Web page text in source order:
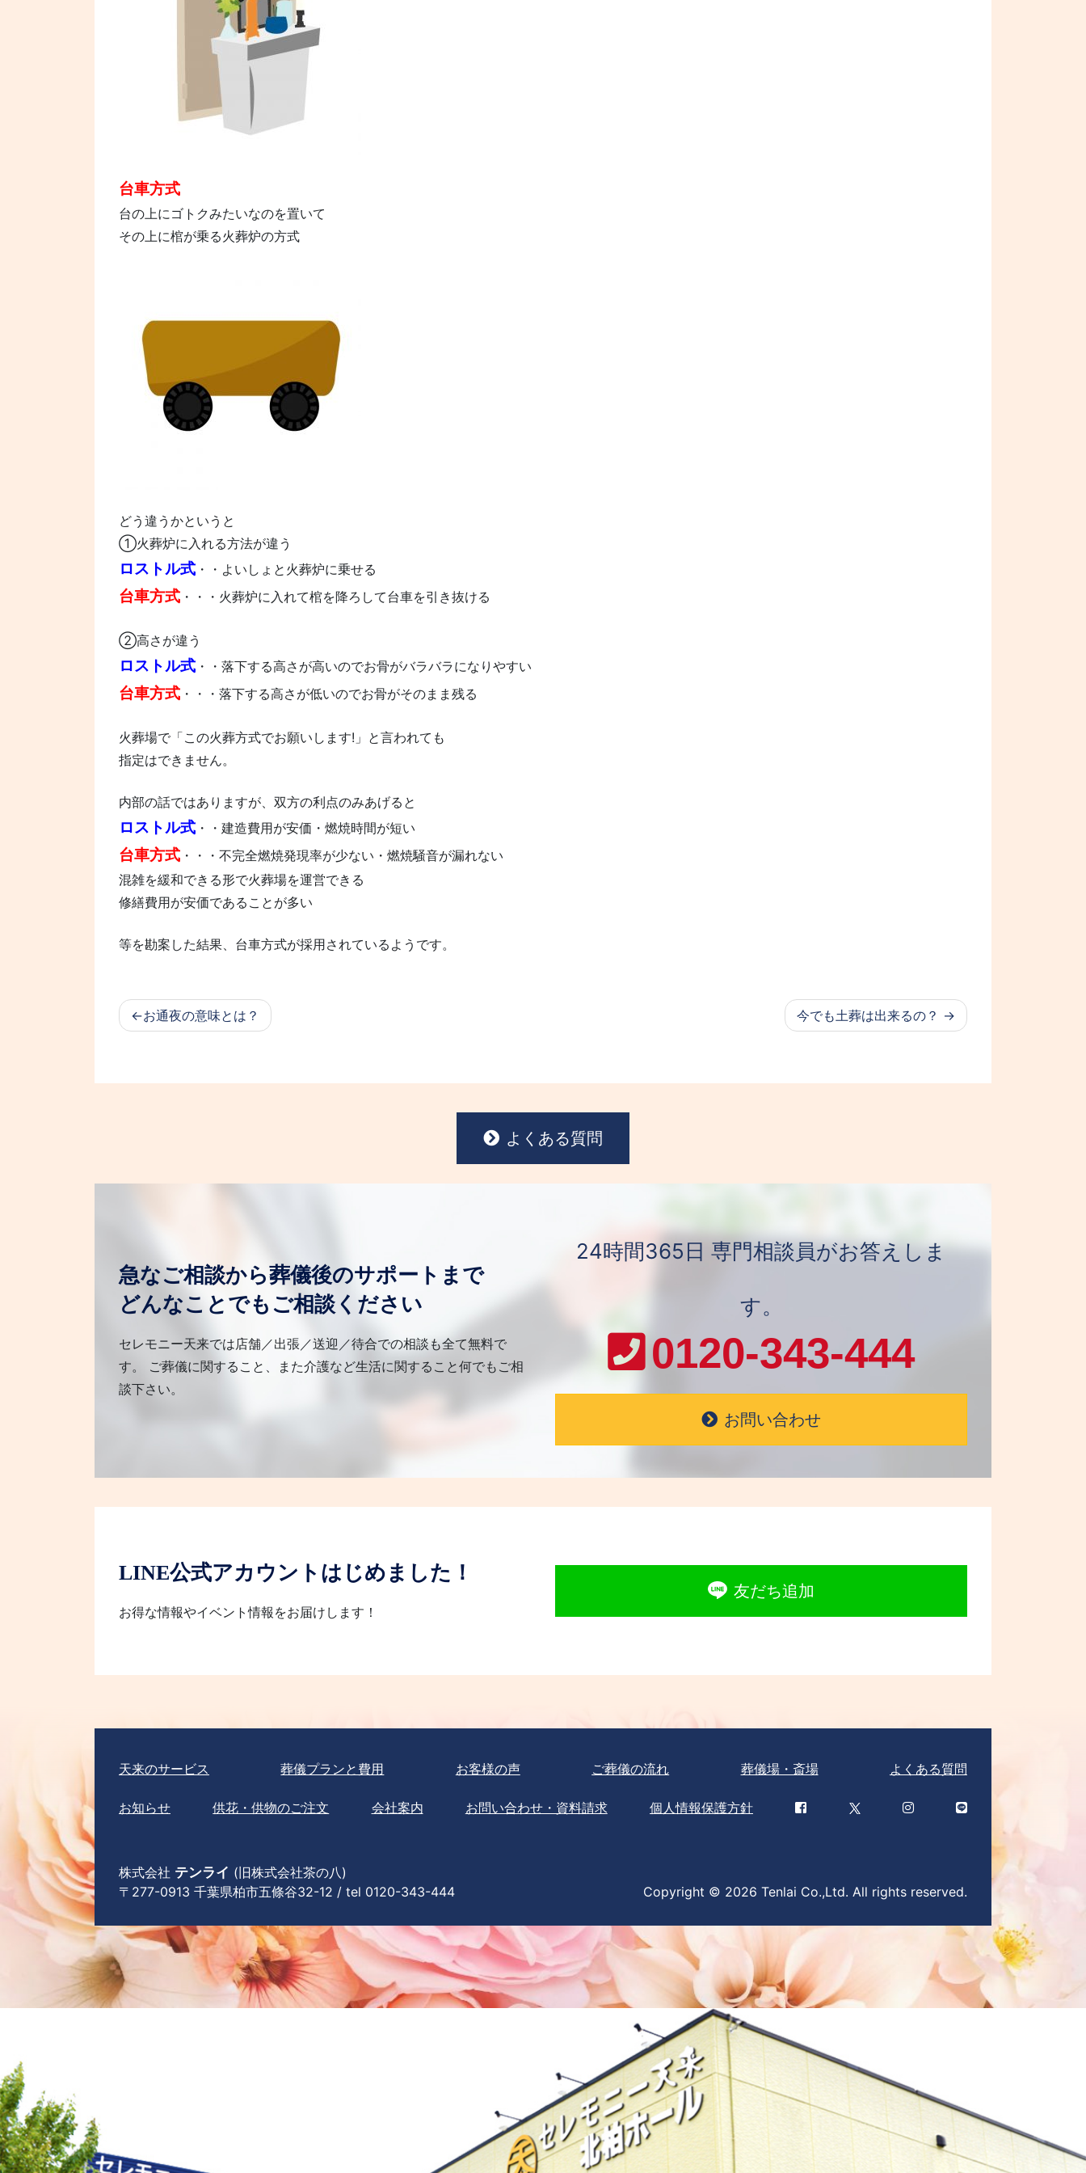
台車方式
台の上にゴトクみたいなのを置いて
その上に棺が乗る火葬炉の方式
どう違うかというと
①火葬炉に入れる方法が違う
ロストル式 ・・よいしょと火葬炉に乗せる
台車方式 ・・・火葬炉に入れて棺を降ろして台車を引き抜ける
②高さが違う
ロストル式 ・・落下する高さが高いのでお骨がバラバラになりやすい
台車方式 ・・・落下する高さが低いのでお骨がそのまま残る
火葬場で「この火葬方式でお願いします!」と言われても
指定はできません。
内部の話ではありますが、双方の利点のみあげると
ロストル式 ・・建造費用が安価・燃焼時間が短い
台車方式 ・・・不完全燃焼発現率が少ない・燃焼騒音が漏れない
混雑を緩和できる形で火葬場を運営できる
修繕費用が安価であることが多い
等を勘案した結果、台車方式が採用されているようです。
お通夜の意味とは？ 今でも土葬は出来るの？
よくある質問
急なご相談から葬儀後のサポートまで
どんなことでもご相談ください
セレモニー天来では店舗／出張／送迎／待合での相談も全て無料で
す。 ご葬儀に関すること、また介護など生活に関すること何でもご相
談下さい。
24時間365日 専門相談員がお答えしま
す。
0120-343-444
お問い合わせ
LINE公式アカウントはじめました！
お得な情報やイベント情報をお届けします！
友だち追加
天来のサービス 葬儀プランと費用 お客様の声 ご葬儀の流れ 葬儀場・斎場 よくある質問
お知らせ 供花・供物のご注文 会社案内 お問い合わせ・資料請求 個人情報保護方針
株式会社 テンライ (旧株式会社茶の八)
〒277-0913 千葉県柏市五條谷32-12 / tel 0120-343-444
Copyright © 2026 Tenlai Co.,Ltd. All rights reserved.